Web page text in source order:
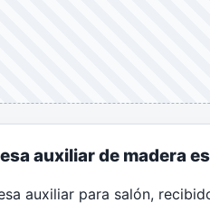
auxiliar de madera
auxiliar para salón,